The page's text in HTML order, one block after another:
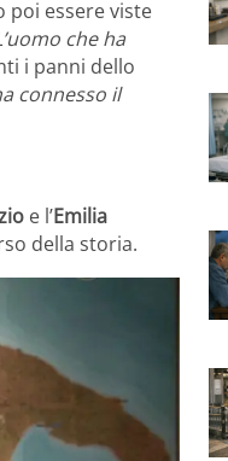
poi essere viste
che ha
i panni dello
connesso il
e l’Emilia
della storia.